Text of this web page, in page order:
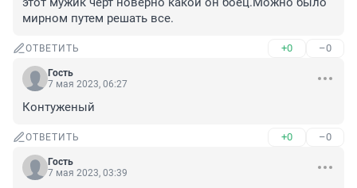
мирном путем решать все.
ОТВЕТИТЬ +0 –0
Гость
7 мая 2023, 06:27
Контуженый
ОТВЕТИТЬ +0 –0
Гость
7 мая 2023, 03:39